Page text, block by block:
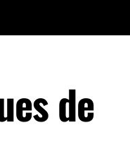
de